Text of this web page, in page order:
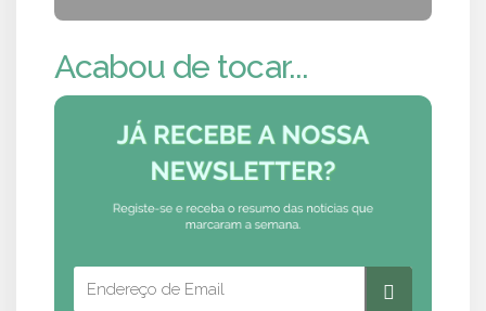
Acabou de tocar...